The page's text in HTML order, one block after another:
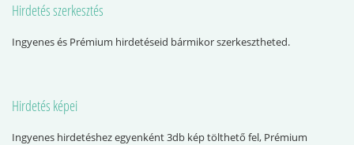
Hirdetés szerkesztés
Ingyenes és Prémium hirdetéseid bármikor szerkesztheted.
Hirdetés képei
Ingyenes hirdetéshez egyenként 3db kép tölthető fel, Prémium